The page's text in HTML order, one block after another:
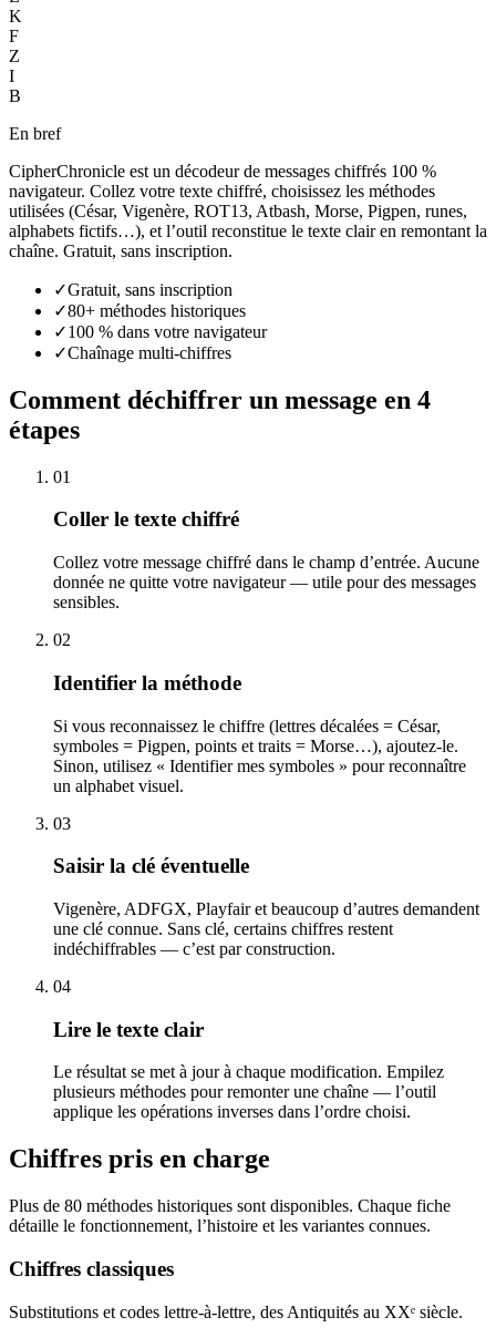
K
F
Z
I
B
En bref
CipherChronicle est un décodeur de messages chiffrés 100 %
navigateur. Collez votre texte chiffré, choisissez les méthodes
utilisées (César, Vigenère, ROT13, Atbash, Morse, Pigpen, runes,
alphabets fictifs…), et l’outil reconstitue le texte clair en remontant la
chaîne. Gratuit, sans inscription.
✓Gratuit, sans inscription
✓80+ méthodes historiques
✓100 % dans votre navigateur
✓Chaînage multi-chiffres
Comment déchiffrer un message en 4
étapes
01
Coller le texte chiffré
Collez votre message chiffré dans le champ d’entrée. Aucune
donnée ne quitte votre navigateur — utile pour des messages
sensibles.
02
Identifier la méthode
Si vous reconnaissez le chiffre (lettres décalées = César,
symboles = Pigpen, points et traits = Morse…), ajoutez-le.
Sinon, utilisez « Identifier mes symboles » pour reconnaître
un alphabet visuel.
03
Saisir la clé éventuelle
Vigenère, ADFGX, Playfair et beaucoup d’autres demandent
une clé connue. Sans clé, certains chiffres restent
indéchiffrables — c’est par construction.
04
Lire le texte clair
Le résultat se met à jour à chaque modification. Empilez
plusieurs méthodes pour remonter une chaîne — l’outil
applique les opérations inverses dans l’ordre choisi.
Chiffres pris en charge
Plus de 80 méthodes historiques sont disponibles. Chaque fiche
détaille le fonctionnement, l’histoire et les variantes connues.
Chiffres classiques
Substitutions et codes lettre-à-lettre, des Antiquités au XXᵉ siècle.